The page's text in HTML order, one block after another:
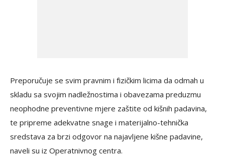
Preporučuje se svim pravnim i fizičkim licima da odmah u
skladu sa svojim nadležnostima i obavezama preduzmu
neophodne preventivne mjere zaštite od kišnih padavina,
te pripreme adekvatne snage i materijalno-tehnička
sredstava za brzi odgovor na najavljene kišne padavine,
naveli su iz Operatnivnog centra.